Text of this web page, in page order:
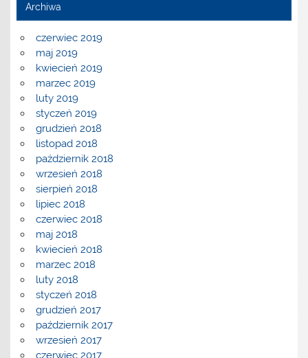
Archiwa
czerwiec 2019
maj 2019
kwiecień 2019
marzec 2019
luty 2019
styczeń 2019
grudzień 2018
listopad 2018
październik 2018
wrzesień 2018
sierpień 2018
lipiec 2018
czerwiec 2018
maj 2018
kwiecień 2018
marzec 2018
luty 2018
styczeń 2018
grudzień 2017
październik 2017
wrzesień 2017
czerwiec 2017